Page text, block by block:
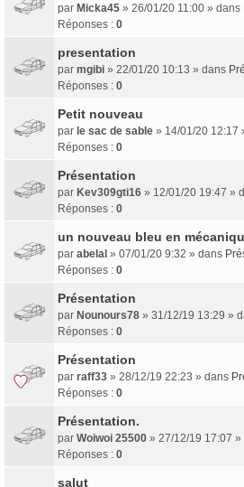
par Micka45 » 26/01/20 11:00 » dans
Réponses : 0
presentation
par mgibi » 22/01/20 10:13 » dans
Réponses : 0
Petit nouveau
par le sac de sable » 14/01/20 12:17
Réponses : 0
Présentation
par Kev309gti16 » 12/01/20 19:47 »
Réponses : 0
un nouveau bleu en
par abelal » 07/01/20 9:32 » dans
Réponses : 0
Présentation
par Nounours78 » 31/12/19 13:29 »
Réponses : 0
Présentation
par raff33 » 28/12/19 22:23 » dans
Réponses : 0
Présentation.
par Woiwoi 25500 » 27/12/19 17:07 »
Réponses : 0
salut